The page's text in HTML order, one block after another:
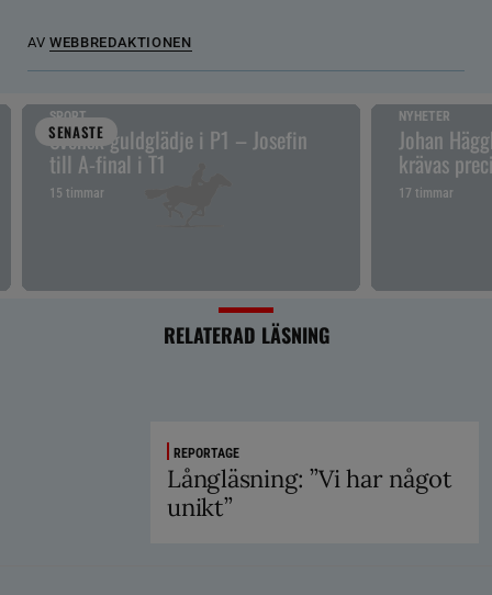
AV WEBBREDAKTIONEN
SENASTE
SPORT
Svensk guldglädje i P1 – Josefin
till A-final i T1
15 timmar
NYHETER
Johan
krävas
17 timmar
RELATERAD LÄSNING
REPORTAGE
Långläsning: ”Vi har något
unikt”